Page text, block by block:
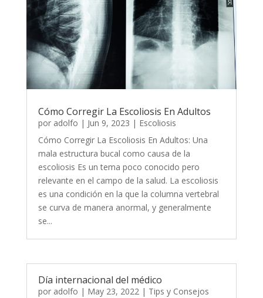
Cómo Corregir La Escoliosis En Adultos
por adolfo | Jun 9, 2023 | Escoliosis
Cómo Corregir La Escoliosis En Adultos: Una
mala estructura bucal como causa de la
escoliosis Es un tema poco conocido pero
relevante en el campo de la salud. La escoliosis
es una condición en la que la columna vertebral
se curva de manera anormal, y generalmente
se...
Día internacional del médico
por adolfo | May 23, 2022| Tips y Consejos